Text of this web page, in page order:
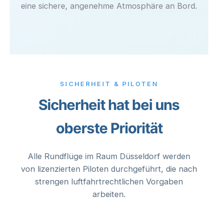
eine sichere, angenehme Atmosphäre an Bord.
SICHERHEIT & PILOTEN
Sicherheit hat bei uns
oberste Priorität
Alle Rundflüge im Raum Düsseldorf werden
von lizenzierten Piloten durchgeführt, die nach
strengen luftfahrtrechtlichen Vorgaben
arbeiten.